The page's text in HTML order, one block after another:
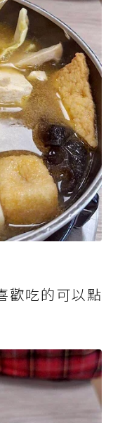
歡吃的可以點